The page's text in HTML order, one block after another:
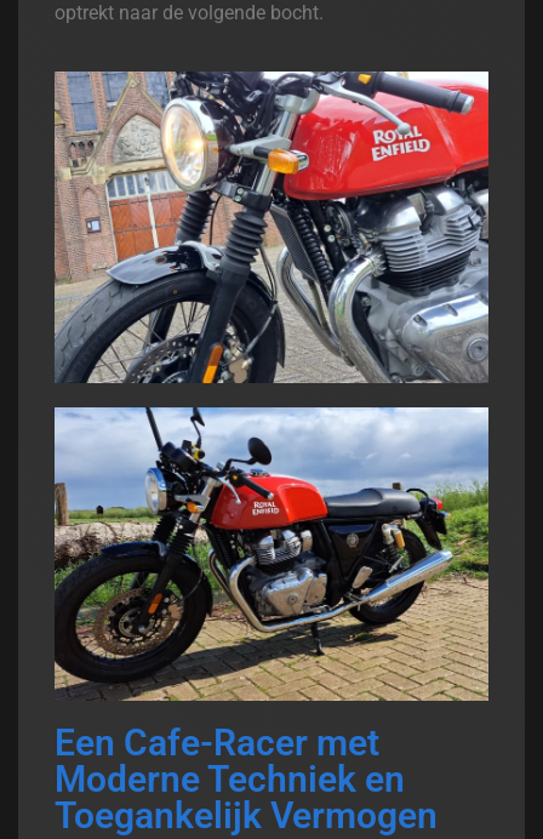
optrekt naar de volgende bocht.
Een Cafe-Racer met
Moderne Techniek en
Toegankelijk Vermogen